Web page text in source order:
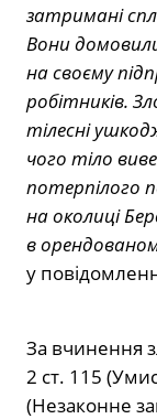
затримані
Вони
на своєму
робітників.
тілесні
чого тіло
потерпілого
на околиці
в
у
За вчинення
2 ст. 115
(Незаконне